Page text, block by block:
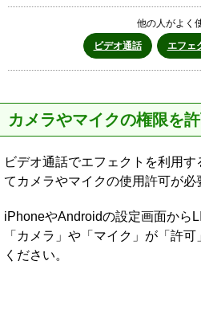
他の人がよく
ビデオ通話
エフェ
カメラやマイクの権限を
ビデオ通話でエフェクトを利用
てカメラやマイクの使用許可が必
iPhoneやAndroidの設定画面から
「カメラ」や「マイク」が「許
ください。